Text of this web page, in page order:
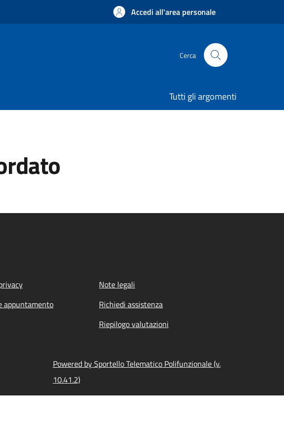
Accedi all'area personale
Cerca
Tutti gli argomenti
Note legali
appuntamento
Richiedi assistenza
Riepilogo valutazioni
Powered by Sportello Telematico Polifunzionale (v.
10.41.2)